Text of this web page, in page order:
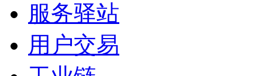
服务驿站
用户交易